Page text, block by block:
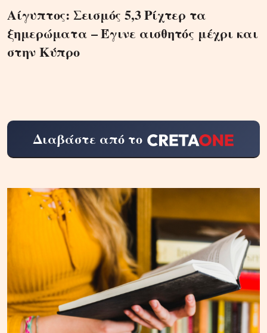
Αίγυπτος: Σεισμός 5,3 Ρίχτερ τα
ξημερώματα – Έγινε αισθητός μέχρι και
στην Κύπρο
Διαβάστε από το